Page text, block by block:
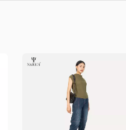
huong-dan-mua-hang
tra-don-hang
doi-tra-hoan-tien
chinh-sach-ban-hang